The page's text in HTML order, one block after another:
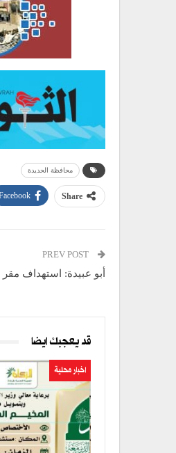
محافظة الحديدة
Share
أبو عبيدة: استهداف مقر
قد يعجبك ايضا
اخبار محلية